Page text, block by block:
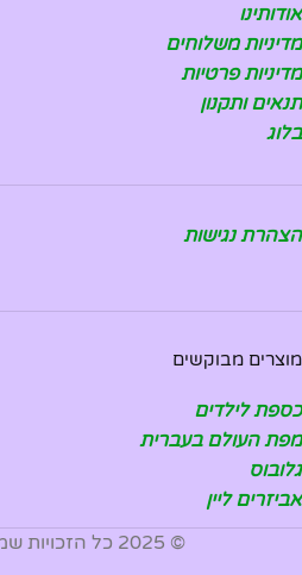
אודותינו
מדיניות משלוחים
מדיניות פרטיות
תנאים ותקנון
בלוג
הצהרת נגישות
מוצרים מבוקשים
כספת לילדים
מפת העולם בעברית
גלובוס
אביזרים ליין
© 2025 כל הזכויות שמורות לתן גיפט